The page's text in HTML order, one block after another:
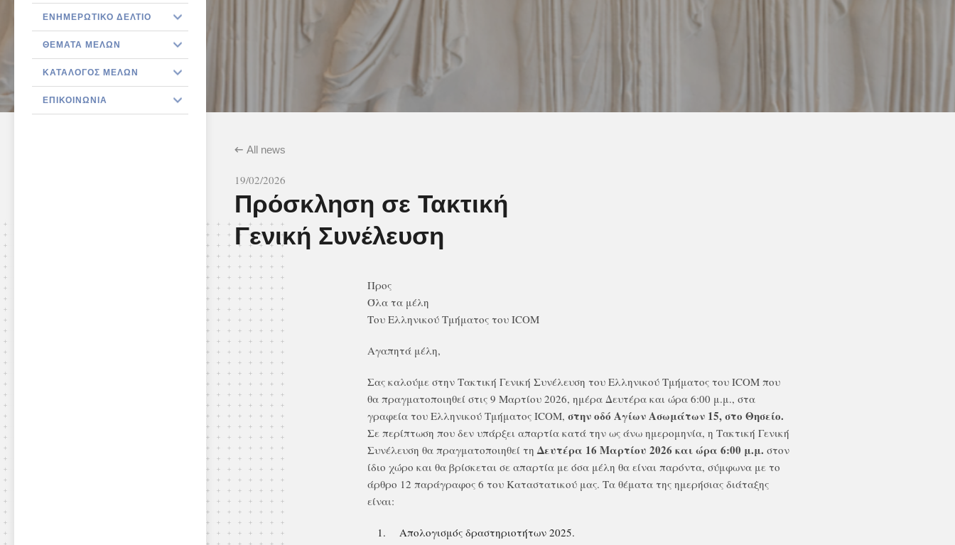
ΕΝΗΜΕΡΩΤΙΚΌ ΔΕΛΤΊΟ
ΘΈΜΑΤΑ ΜΕΛΏΝ
ΚΑΤΆΛΟΓΟΣ ΜΕΛΏΝ
ΕΠΙΚΟΙΝΩΝΊΑ
All news
19/02/2026
Πρόσκληση σε Τακτική
Γενική Συνέλευση
Προς
Όλα τα μέλη
Του Ελληνικού Τμήματος του ICOM
Αγαπητά μέλη,
Σας καλούμε στην Τακτική Γενική Συνέλευση του Ελληνικού Τμήματος του ICOM που
θα πραγματοποιηθεί στις 9 Μαρτίου 2026, ημέρα Δευτέρα και ώρα 6:00 μ.μ., στα
γραφεία του Ελληνικού Τμήματος ICOM, στην οδό Αγίων Ασωμάτων 15, στο Θησείο.
Σε περίπτωση που δεν υπάρξει απαρτία κατά την ως άνω ημερομηνία, η Τακτική Γενική
Συνέλευση θα πραγματοποιηθεί τηΔευτέρα 16 Μαρτίου 2026 και ώρα 6:00 μ.μ. στον
ίδιο χώρο και θα βρίσκεται σε απαρτία με όσα μέλη θα είναι παρόντα, σύμφωνα με το
άρθρο 12 παράγραφος 6 του Καταστατικού μας. Τα θέματα της ημερήσιας διάταξης
είναι:
Απολογισμός δραστηριοτήτων 2025.